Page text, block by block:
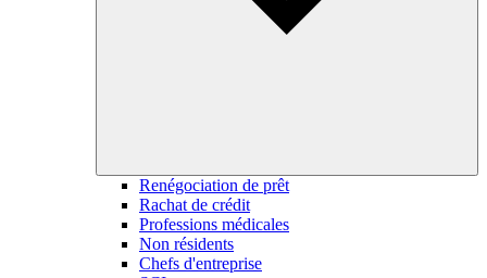
Renégociation de prêt
Rachat de crédit
Professions médicales
Non résidents
Chefs d'entreprise